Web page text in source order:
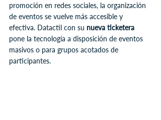
promoción en redes sociales, la organización
de eventos se vuelve más accesible y
efectiva. Datactil con su nueva ticketera
pone la tecnología a disposición de eventos
masivos o para grupos acotados de
participantes.